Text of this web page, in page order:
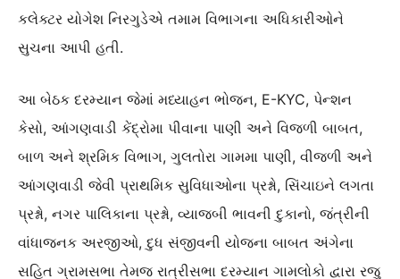
કલેક્ટર યોગેશ નિરગુડેએ તમામ વિભાગના અધિકારીઓને
સુચના આપી હતી.
આ બેઠક દરમ્યાન જેમાં મધ્યાહન ભોજન, E-KYC, પેન્શન
કેસો, આંગણવાડી કેંદ્રોમા પીવાના પાણી અને વિજળી બાબત,
બાળ અને શ્રમિક વિભાગ, ગુલતોરા ગામમા પાણી, વીજળી અને
આંગણવાડી જેવી પ્રાથમિક સુવિધાઓના પ્રશ્નો, સિંચાઇને લગતા
પ્રશ્નો, નગર પાલિકાના પ્રશ્નો, વ્યાજબી ભાવની દુકાનો, જંત્રીની
વાંધાજનક અરજીઓ, દુધ સંજીવની યોજના બાબત અંગેના
સહિત ગ્રામસભા તેમજ રાત્રીસભા દરમ્યાન ગામલોકો દ્વારા રજુ